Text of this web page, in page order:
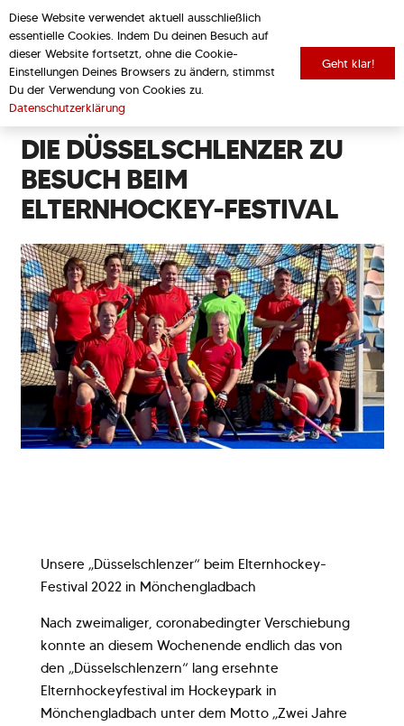
DIE DÜSSELSCHLENZER ZU
BESUCH BEIM
ELTERNHOCKEY-FESTIVAL
zurück zur Übersicht
Unsere „Düsselschlenzer“ beim Elternhockey-
Festival 2022 in Mönchengladbach
Nach zweimaliger, coronabedingter Verschiebung
konnte an diesem Wochenende endlich das von
den „Düsselschlenzern“ lang ersehnte
Elternhockeyfestival im Hockeypark in
Mönchengladbach unter dem Motto „Zwei Jahre
Diese Website verwendet aktuell ausschließlich
essentielle Cookies. Indem Du deinen Besuch auf
dieser Website fortsetzt, ohne die Cookie-
Einstellungen Deines Browsers zu ändern, stimmst
Du der Verwendung von Cookies zu.
Datenschutzerklärung
Geht klar!